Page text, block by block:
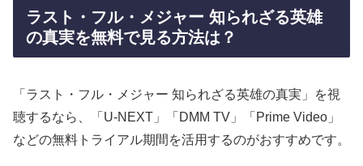
ラスト・フル・メジャー 知られざる英雄
の真実を無料で見る方法は？
「ラスト・フル・メジャー 知られざる英雄の真実」を視
聴するなら、「U-NEXT」「DMM TV」「Prime Video」
などの無料トライアル期間を活用するのがおすすめです。